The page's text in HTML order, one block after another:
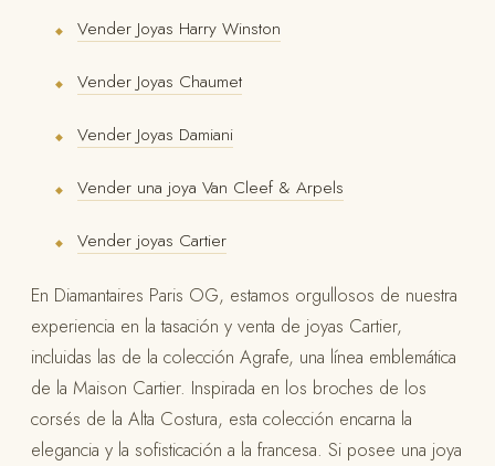
◆ Vender Joyas Harry Winston
◆ Vender Joyas Chaumet
◆ Vender Joyas Damiani
◆ Vender una joya Van Cleef & Arpels
◆ Vender joyas Cartier
En Diamantaires Paris OG, estamos orgullosos de nuestra
experiencia en la tasación y venta de joyas Cartier,
incluidas las de la colección Agrafe, una línea emblemática
de la Maison Cartier. Inspirada en los broches de los
corsés de la Alta Costura, esta colección encarna la
elegancia y la sofisticación a la francesa. Si posee una joya